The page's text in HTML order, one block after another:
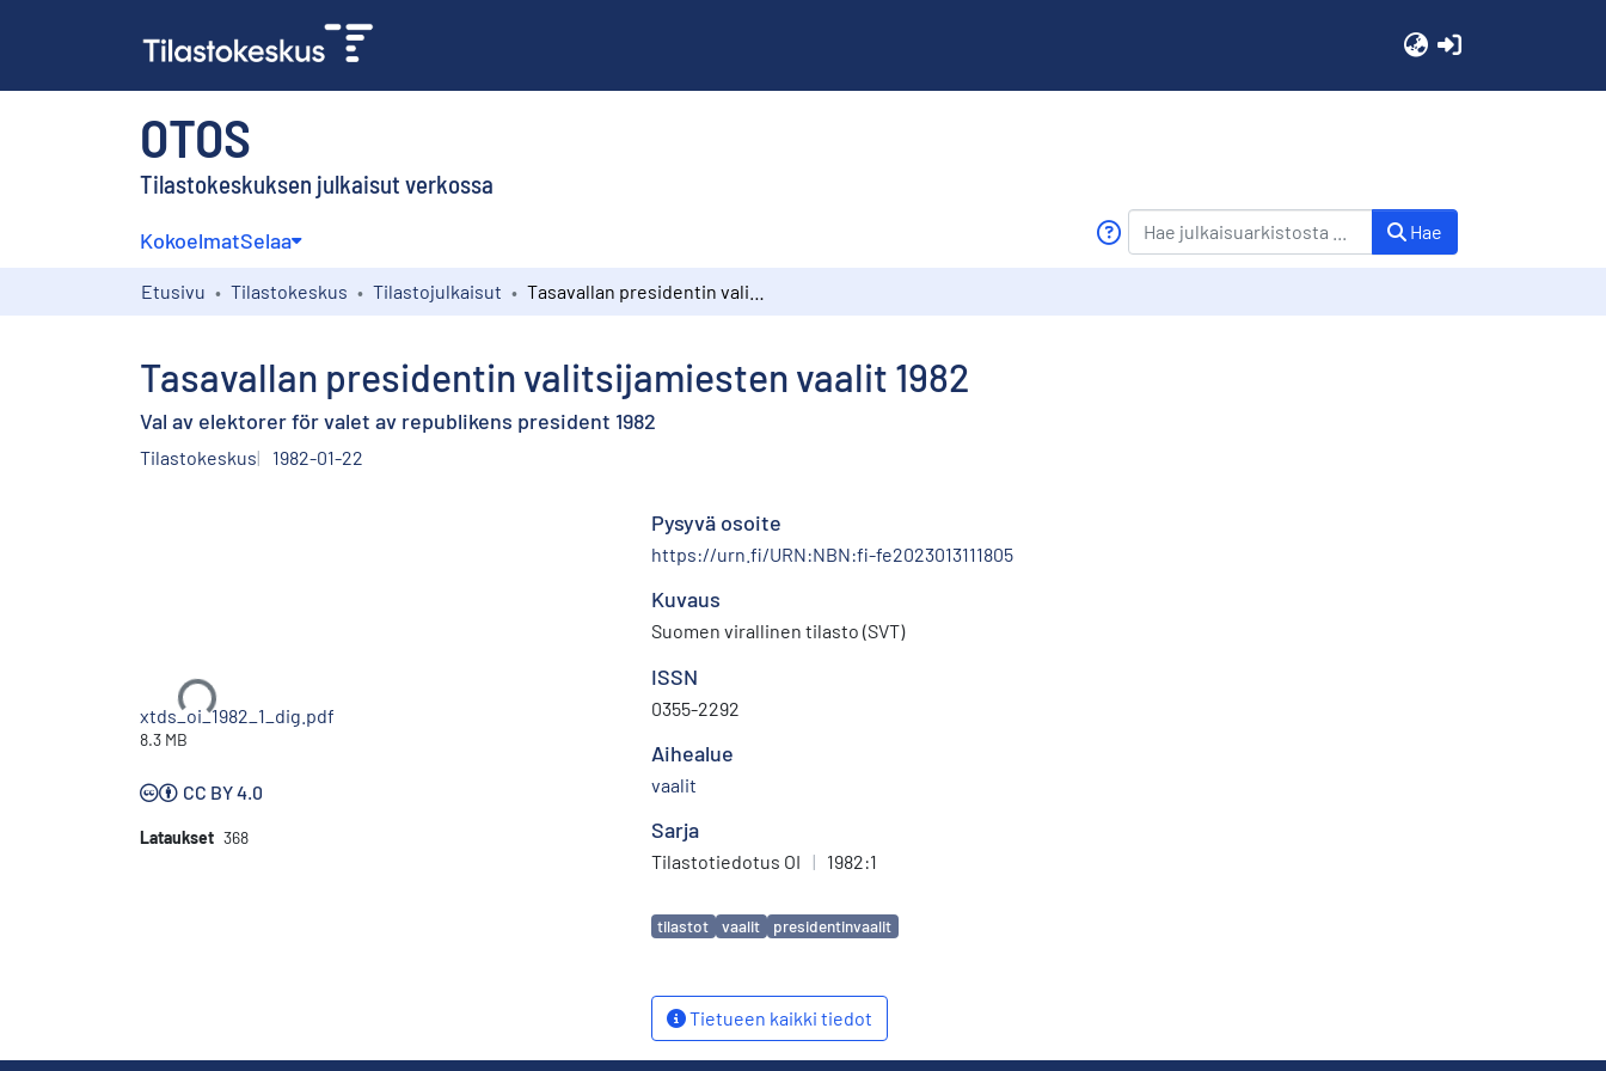
OTOS
Tilastokeskuksen julkaisut verkossa
KokoelmatSelaa Hae
Etusivu Tilastokeskus Tilastojulkaisut
Tasavallan presidentin valitsijamiesten vaalit 1982
Val av elektorer för valet av republikens president 1982
Tilastokeskus 1982-01-22
Ladataan...
xtds_oi_1982_1_dig.pdf
8.3 MB
CC BY 4.0
Lataukset 368
Pysyvä osoite
https://urn.fi/URN:NBN:fi-fe2023013111805
Kuvaus
Suomen virallinen tilasto (SVT)
ISSN
0355-2292
Aihealue
vaalit
Sarja
Tilastotiedotus OI | 1982:1
Avainsanat
tilastot vaalit presidentinvaalit
Tietueen kaikki tiedot